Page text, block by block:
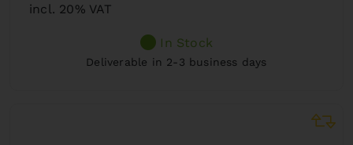
incl. 20% VAT
In Stock
Deliverable in 2-3 business days